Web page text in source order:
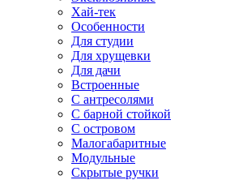
Хай-тек
Особенности
Для студии
Для хрущевки
Для дачи
Встроенные
С антресолями
С барной стойкой
С островом
Малогабаритные
Модульные
Скрытые ручки